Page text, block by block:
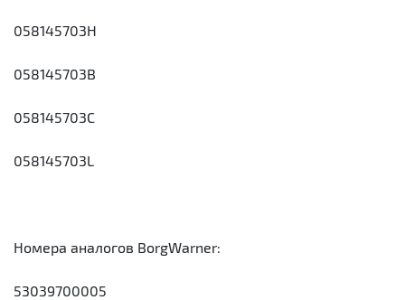
058145703H
058145703B
058145703C
058145703L
Номера аналогов BorgWarner:
53039700005